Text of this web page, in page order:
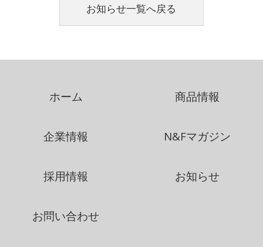
お知らせ一覧へ戻る
ホーム 商品情報
企業情報 N&Fマガジン
採用情報 お知らせ
お問い合わせ